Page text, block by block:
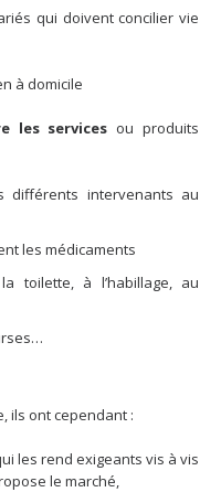
qui doivent concilier vie
à domicile
les services ou produits
différents intervenants au
les médicaments
toilette, à l’habillage, au
ils ont cependant :
les rend exigeants vis à vis
le marché,